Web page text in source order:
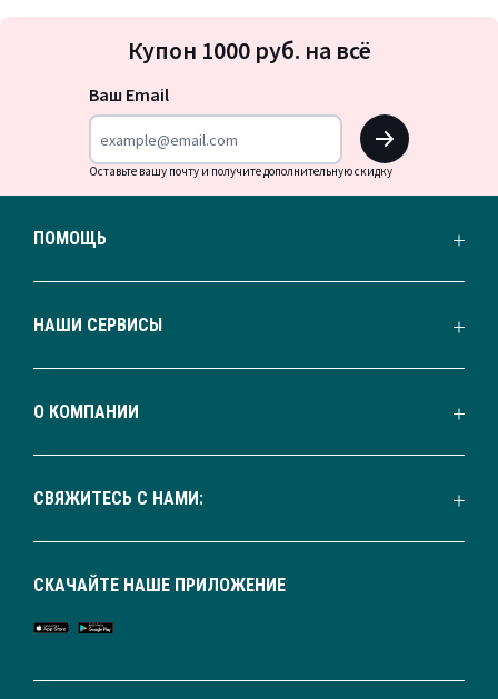
на
Купон 1000 руб. на всё
Ваш Email
OK
Оставьте вашу почту и получите дополнительную скидку
ПОМОЩЬ
НАШИ СЕРВИСЫ
О КОМПАНИИ
СВЯЖИТЕСЬ С НАМИ:
СКАЧАЙТЕ НАШЕ ПРИЛОЖЕНИЕ